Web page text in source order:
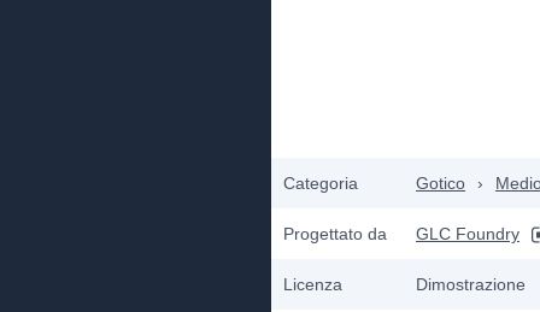
Categoria Gotico ›
Progettato da GLC Foundry
Licenza Dimostrazione